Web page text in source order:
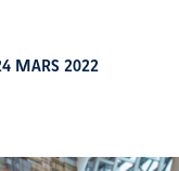
MARS 2022